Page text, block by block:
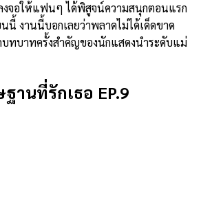
จอให้แฟนๆ ได้พิสูจน์ความสนุกตอนแรก
งานนี้บอกเลยว่าพลาดไม่ได้เด็ดขาด
บทบาทครั้งสำคัญของนักแสดงนำระดับแม่
านที่รักเธอ EP.9